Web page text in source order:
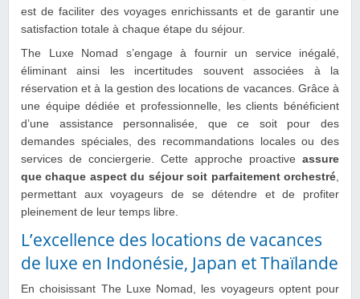
est de faciliter des voyages enrichissants et de garantir une
satisfaction totale à chaque étape du séjour.
The Luxe Nomad s’engage à fournir un service inégalé,
éliminant ainsi les incertitudes souvent associées à la
réservation et à la gestion des locations de vacances. Grâce à
une équipe dédiée et professionnelle, les clients bénéficient
d’une assistance personnalisée, que ce soit pour des
demandes spéciales, des recommandations locales ou des
services de conciergerie. Cette approche proactive assure
que chaque aspect du séjour soit parfaitement orchestré
permettant aux voyageurs de se détendre et de profiter
pleinement de leur temps libre.
L’excellence des locations de vacances
de luxe en Indonésie, Japan et Thaïlande
En choisissant The Luxe Nomad, les voyageurs optent pour